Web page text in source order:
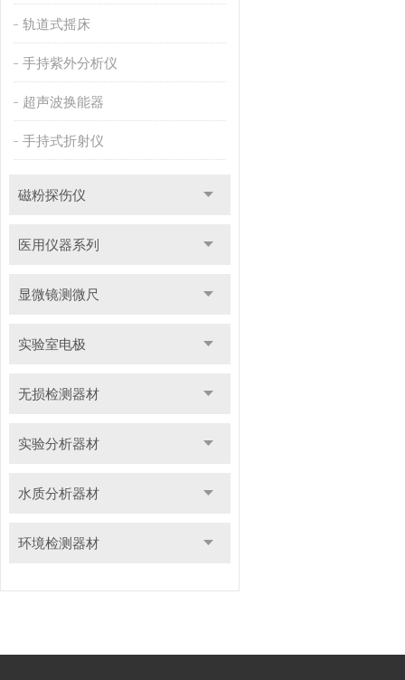
轨道式摇床
手持紫外分析仪
超声波换能器
手持式折射仪
磁粉探伤仪
医用仪器系列
显微镜测微尺
实验室电极
无损检测器材
实验分析器材
水质分析器材
环境检测器材